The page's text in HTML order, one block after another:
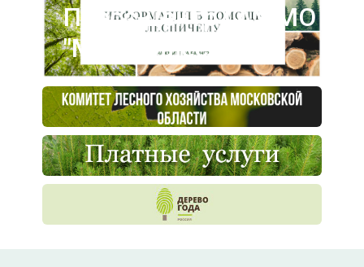
Пресс-центр ГАУ МО
"Мособллес"